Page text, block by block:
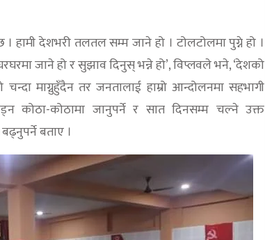
हामी देशभरी तलतल सम्म जाने हो । टोलटोलमा पुग्ने हो ।
जाने हो र सुझाव दिनुस् भन्ने हो’, विप्लवले भने, ‘देशको
माग्नुहुँदैन तर जनतालाई हाम्रो आन्दोलनमा सहभागी
कोठा-कोठामा जानुपर्ने र सात दिनसम्म चल्ने उक्त
बताए ।